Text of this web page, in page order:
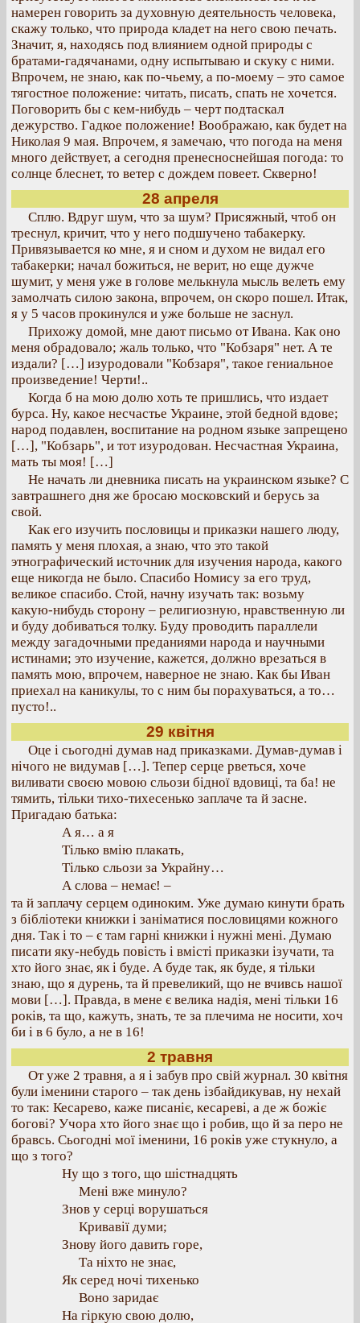
намерен говорить за духовную деятельность человека,
скажу только, что природа кладет на него свою печать.
Значит, я, находясь под влиянием одной природы с
братами-гадячанами, одну испытываю и скуку с ними.
Впрочем, не знаю, как по-чьему, а по-моему – это самое
тягостное положение: читать, писать, спать не хочется.
Поговорить бы с кем-нибудь – черт подтаскал
дежурство. Гадкое положение! Воображаю, как будет на
Николая 9 мая. Впрочем, я замечаю, что погода на меня
много действует, а сегодня пренесноснейшая погода: то
солнце блеснет, то ветер с дождем повеет. Скверно!
28 апреля
Сплю. Вдруг шум, что за шум? Присяжный, чтоб он
треснул, кричит, что у него подшучено табакерку.
Привязывается ко мне, я и сном и духом не видал его
табакерки; начал божиться, не верит, но еще дужче
шумит, у меня уже в голове мелькнула мысль велеть ему
замолчать силою закона, впрочем, он скоро пошел. Итак,
я у 5 часов прокинулся и уже больше не заснул.
Прихожу домой, мне дают письмо от Ивана. Как оно
меня обрадовало; жаль только, что "Кобзаря" нет. А те
издали? […] изуродовали "Кобзаря", такое гениальное
произведение! Черти!..
Когда б на мою долю хоть те пришлись, что издает
бурса. Ну, какое несчастье Украине, этой бедной вдове;
народ подавлен, воспитание на родном языке запрещено
[…], "Кобзарь", и тот изуродован. Несчастная Украина,
мать ты моя! […]
Не начать ли дневника писать на украинском языке? С
завтрашнего дня же бросаю московский и берусь за
свой.
Как его изучить пословицы и приказки нашего люду,
память у меня плохая, а знаю, что это такой
этнографический источник для изучения народа, какого
еще никогда не было. Спасибо Номису за его труд,
великое спасибо. Стой, начну изучать так: возьму
какую-нибудь сторону – религиозную, нравственную ли
и буду добиваться толку. Буду проводить параллели
между загадочными преданиями народа и научными
истинами; это изучение, кажется, должно врезаться в
память мою, впрочем, наверное не знаю. Как бы Иван
приехал на каникулы, то с ним бы порахуваться, а то…
пусто!..
29 квітня
Оце і сьогодні думав над приказками. Думав-думав і
нічого не видумав […]. Тепер серце рветься, хоче
виливати своєю мовою сльози бідної вдовиці, та ба! не
тямить, тільки тихо-тихесенько заплаче та й засне.
Пригадаю батька:
А я… а я
Тілько вмію плакать,
Тілько сльози за Украйну…
А слова – немає! –
та й заплачу серцем одиноким. Уже думаю кинути брать
з бібліотеки книжки і заніматися пословицями кожного
дня. Так і то – є там гарні книжки і нужні мені. Думаю
писати яку-небудь повість і вмісті приказки ізучати, та
хто його знає, як і буде. А буде так, як буде, я тільки
знаю, що я дурень, та й превеликий, що не вчивсь нашої
мови […]. Правда, в мене є велика надія, мені тільки 16
років, та що, кажуть, знать, те за плечима не носити, хоч
би і в 6 було, а не в 16!
2 травня
От уже 2 травня, а я і забув про свій журнал. 30 квітня
були іменини старого – так день ізбайдикував, ну нехай
то так: Кесарево, каже писаніє, кесареві, а де ж божіє
богові? Учора хто його знає що і робив, що й за перо не
бравсь. Сьогодні мої іменини, 16 років уже стукнуло, а
що з того?
Ну що з того, що шістнадцять
Мені вже минуло?
Знов у серці ворушаться
Кривавії думи;
Знову його давить горе,
Та ніхто не знає,
Як серед ночі тихенько
Воно заридає
На гіркую свою долю,